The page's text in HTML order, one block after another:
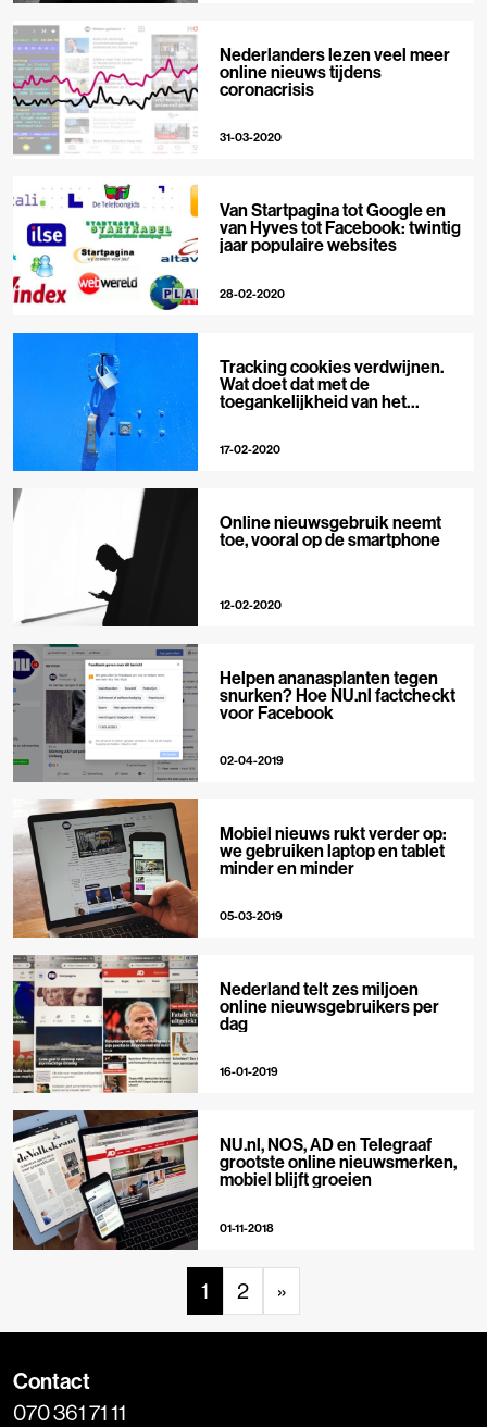
Nederlanders lezen veel meer
online nieuws tijdens
coronacrisis
31-03-2020
Van Startpagina tot Google en
van Hyves tot Facebook: twintig
jaar populaire websites
28-02-2020
Tracking cookies verdwijnen.
Wat doet dat met de
toegankelijkheid van het
17-02-2020
Online nieuwsgebruik neemt
toe, vooral op de smartphone
12-02-2020
Helpen ananasplanten tegen
snurken? Hoe NU.nl factcheckt
voor Facebook
02-04-2019
Mobiel nieuws rukt verder op:
we gebruiken laptop en tablet
minder en minder
05-03-2019
Nederland telt zes miljoen
online nieuwsgebruikers per
dag
16-01-2019
NU.nl, NOS, AD en Telegraaf
grootste online nieuwsmerken,
mobiel blijft groeien
01-11-2018
1 2 »
Contact
070 361 71 11